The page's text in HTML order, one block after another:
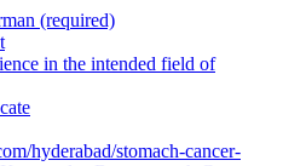
(required)
in the intended field of
hyderabad/stomach-cancer-